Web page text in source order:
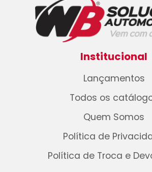
Institucional
Lançamentos
Todos os
Quem Somos
Política de
Política de Troca e